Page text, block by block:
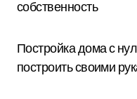
собственность
Постройка дома с
построить своими